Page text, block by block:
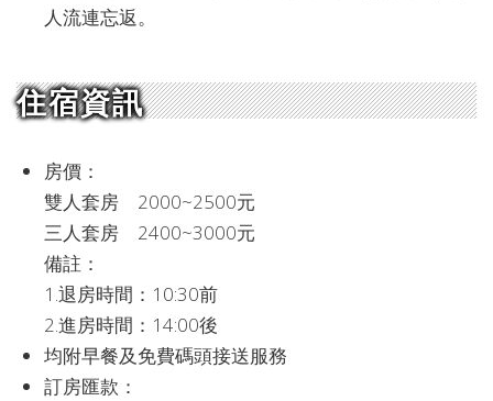
人流連忘返。
住宿資訊
房價：
雙人套房 2000~2500元
三人套房 2400~3000元
備註：
1.退房時間：10:30前
2.進房時間：14:00後
均附早餐及免費碼頭接送服務
訂房匯款：